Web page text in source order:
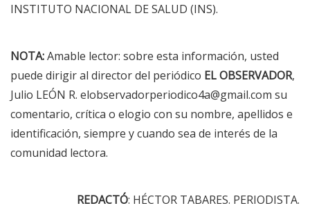
INSTITUTO NACIONAL DE SALUD (INS).
NOTA:Amable lector: sobre esta información, usted
puede dirigir al director del periódico EL OBSERVADOR,
Julio LEÓN R. elobservadorperiodico4a@gmail.com su
comentario, crítica o elogio con su nombre, apellidos e
identificación, siempre y cuando sea de interés de la
comunidad lectora.
REDACTÓ: HÉCTOR TABARES. PERIODISTA.